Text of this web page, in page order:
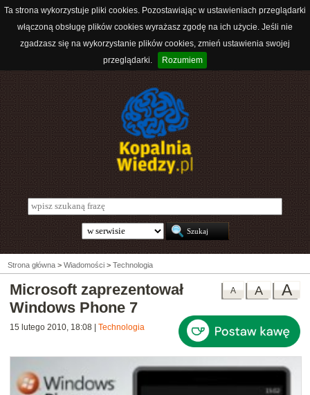
Ta strona wykorzystuje pliki cookies. Pozostawiając w ustawieniach przeglądarki
włączoną obsługę plików cookies wyrażasz zgodę na ich użycie. Jeśli nie
zgadzasz się na wykorzystanie plików cookies, zmień ustawienia swojej
przeglądarki.
Rozumiem
Strona główna > Wiadomości > Technologia
A
A
A
Microsoft zaprezentował
Windows Phone 7
15 lutego 2010, 18:08 Technologia